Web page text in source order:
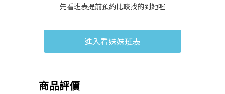
先看班表提前預約比較找的到她喔
進入看妹妹班表
商品評價